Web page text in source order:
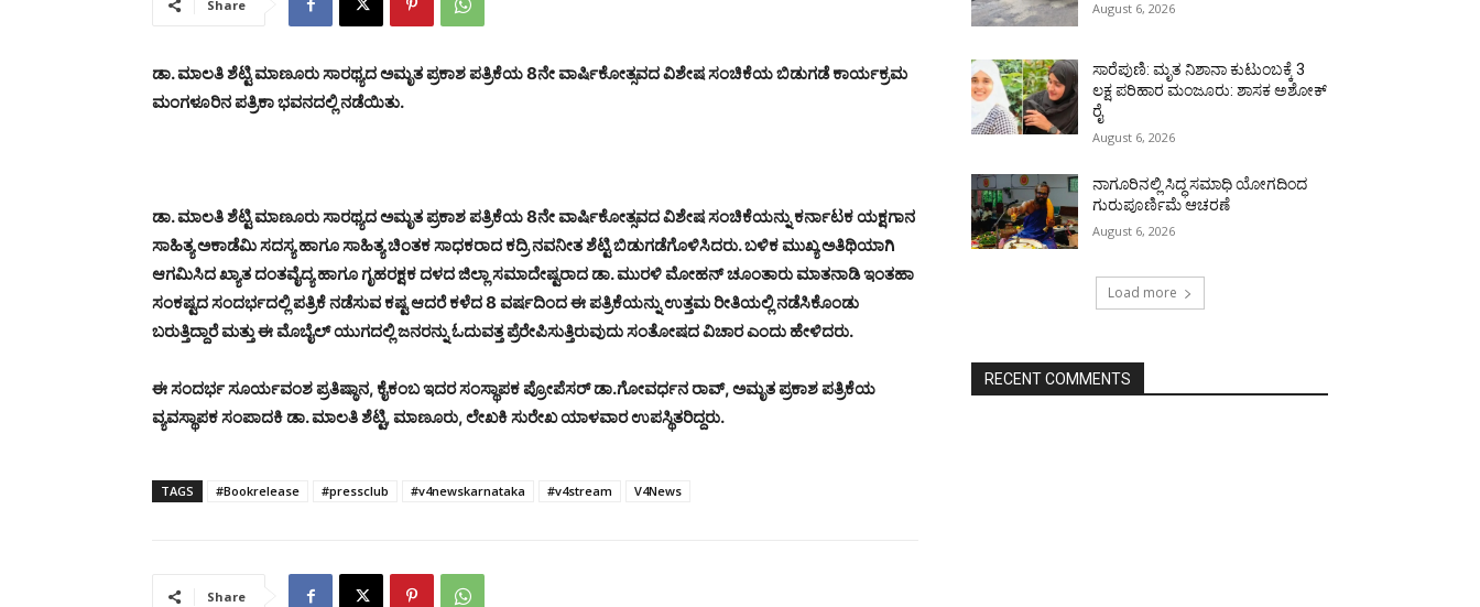
Share
ಡಾ. ಮಾಲತಿ ಶೆಟ್ಟಿ ಮಾಣೂರು ಸಾರಥ್ಯದ ಅಮೃತ ಪ್ರಕಾಶ ಪತ್ರಿಕೆಯ 8ನೇ ವಾರ್ಷಿಕೋತ್ಸವದ ವಿಶೇಷ ಸಂಚಿಕೆಯ ಬಿಡುಗಡೆ ಕಾರ್ಯಕ್ರಮ
ಮಂಗಳೂರಿನ ಪತ್ರಿಕಾ ಭವನದಲ್ಲಿ ನಡೆಯಿತು.
ಡಾ. ಮಾಲತಿ ಶೆಟ್ಟಿ ಮಾಣೂರು ಸಾರಥ್ಯದ ಅಮೃತ ಪ್ರಕಾಶ ಪತ್ರಿಕೆಯ 8ನೇ ವಾರ್ಷಿಕೋತ್ಸವದ ವಿಶೇಷ ಸಂಚಿಕೆಯನ್ನು ಕರ್ನಾಟಕ ಯಕ್ಷಗಾನ
ಸಾಹಿತ್ಯ ಅಕಾಡೆಮಿ ಸದಸ್ಯ ಹಾಗೂ ಸಾಹಿತ್ಯ ಚಿಂತಕ ಸಾಧಕರಾದ ಕದ್ರಿ ನವನೀತ ಶೆಟ್ಟಿ ಬಿಡುಗಡೆಗೊಳಿಸಿದರು. ಬಳಿಕ ಮುಖ್ಯ ಅತಿಥಿಯಾಗಿ
ಆಗಮಿಸಿದ ಖ್ಯಾತ ದಂತವೈದ್ಯ ಹಾಗೂ ಗೃಹರಕ್ಷಕ ದಳದ ಜಿಲ್ಲಾ ಸಮಾದೇಷ್ಟರಾದ ಡಾ. ಮುರಳಿ ಮೋಹನ್ ಚೂಂತಾರು ಮಾತನಾಡಿ ಇಂತಹಾ
ಸಂಕಷ್ಟದ ಸಂದರ್ಭದಲ್ಲಿ ಪತ್ರಿಕೆ ನಡೆಸುವ ಕಷ್ಟ ಆದರೆ ಕಳೆದ 8 ವರ್ಷದಿಂದ ಈ ಪತ್ರಿಕೆಯನ್ನು ಉತ್ತಮ ರೀತಿಯಲ್ಲಿ ನಡೆಸಿಕೊಂಡು
ಬರುತ್ತಿದ್ದಾರೆ ಮತ್ತು ಈ ಮೊಬೈಲ್ ಯುಗದಲ್ಲಿ ಜನರನ್ನು ಓದುವತ್ತ ಪ್ರೆರೇಪಿಸುತ್ತಿರುವುದು ಸಂತೋಷದ ವಿಚಾರ ಎಂದು ಹೇಳಿದರು.
ಈ ಸಂದರ್ಭ ಸೂರ್ಯವಂಶ ಪ್ರತಿಷ್ಠಾನ, ಕೈಕಂಬ ಇದರ ಸಂಸ್ಥಾಪಕ ಪ್ರೋಪೆಸರ್ ಡಾ.ಗೋವರ್ಧನ ರಾವ್, ಅಮೃತ ಪ್ರಕಾಶ ಪತ್ರಿಕೆಯ
ವ್ಯವಸ್ಥಾಪಕ ಸಂಪಾದಕಿ ಡಾ. ಮಾಲತಿ ಶೆಟ್ಟಿ, ಮಾಣೂರು, ಲೇಖಕಿ ಸುರೇಖ ಯಾಳವಾರ ಉಪಸ್ಥಿತರಿದ್ದರು.
TAGS #Bookrelease #pressclub #v4newskarnataka #v4stream V4News
Share
August 6, 2026
ಸಾರೆಪುಣಿ: ಮೃತ ನಿಶಾನಾ ಕುಟುಂಬಕ್ಕೆ 3
ಲಕ್ಷ ಪರಿಹಾರ ಮಂಜೂರು: ಶಾಸಕ ಅಶೋಕ್
ರೈ
August 6, 2026
ನಾಗೂರಿನಲ್ಲಿ ಸಿದ್ಧ ಸಮಾಧಿ ಯೋಗದಿಂದ
ಗುರುಪೂರ್ಣಿಮೆ ಆಚರಣೆ
August 6, 2026
Load more
RECENT COMMENTS